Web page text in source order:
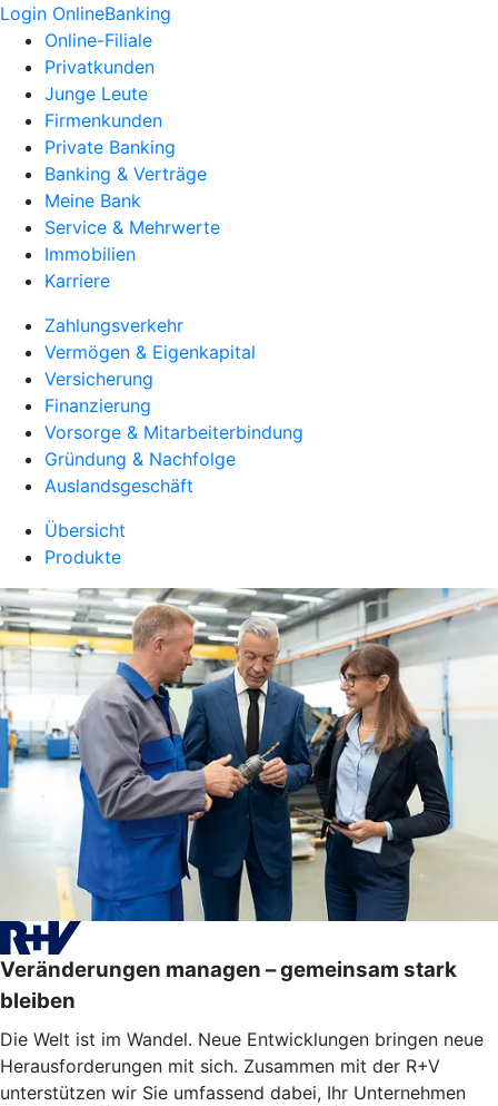
Login OnlineBanking
Online-Filiale
Privatkunden
Junge Leute
Firmenkunden
Private Banking
Banking & Verträge
Meine Bank
Service & Mehrwerte
Immobilien
Karriere
Zahlungsverkehr
Vermögen & Eigenkapital
Versicherung
Finanzierung
Vorsorge & Mitarbeiterbindung
Gründung & Nachfolge
Auslandsgeschäft
Übersicht
Produkte
Veränderungen managen – gemeinsam stark
bleiben
Die Welt ist im Wandel. Neue Entwicklungen bringen neue
Herausforderungen mit sich. Zusammen mit der R+V
unterstützen wir Sie umfassend dabei, Ihr Unternehmen